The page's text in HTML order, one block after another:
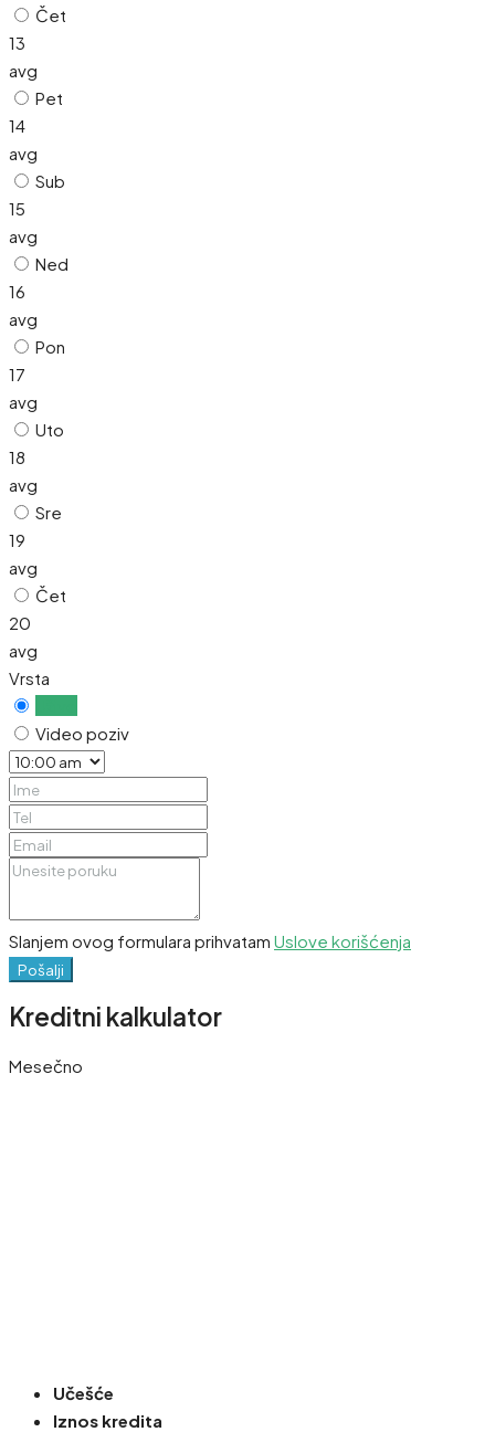
Čet
13
avg
Pet
14
avg
Sub
15
avg
Ned
16
avg
Pon
17
avg
Uto
18
avg
Sre
19
avg
Čet
20
avg
Vrsta
Video poziv
Slanjem ovog formulara prihvatam Uslove korišćenja
Pošalji
Kreditni kalkulator
Mesečno
Učešće
Iznos kredita